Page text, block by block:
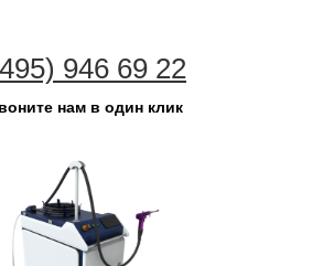
946 69 22
нам в один клик